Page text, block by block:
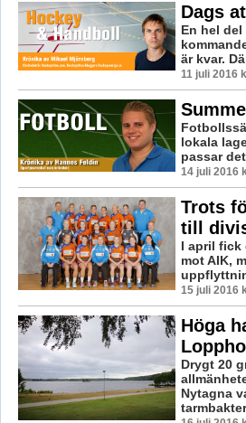
Dags
En hel
är kvar.
11 juli 2016
lokala
passar
14 juli 2016
Trots
till
I april fick
mot AIK,
15 juli 2016
Höga
Drygt 20
Nytagna